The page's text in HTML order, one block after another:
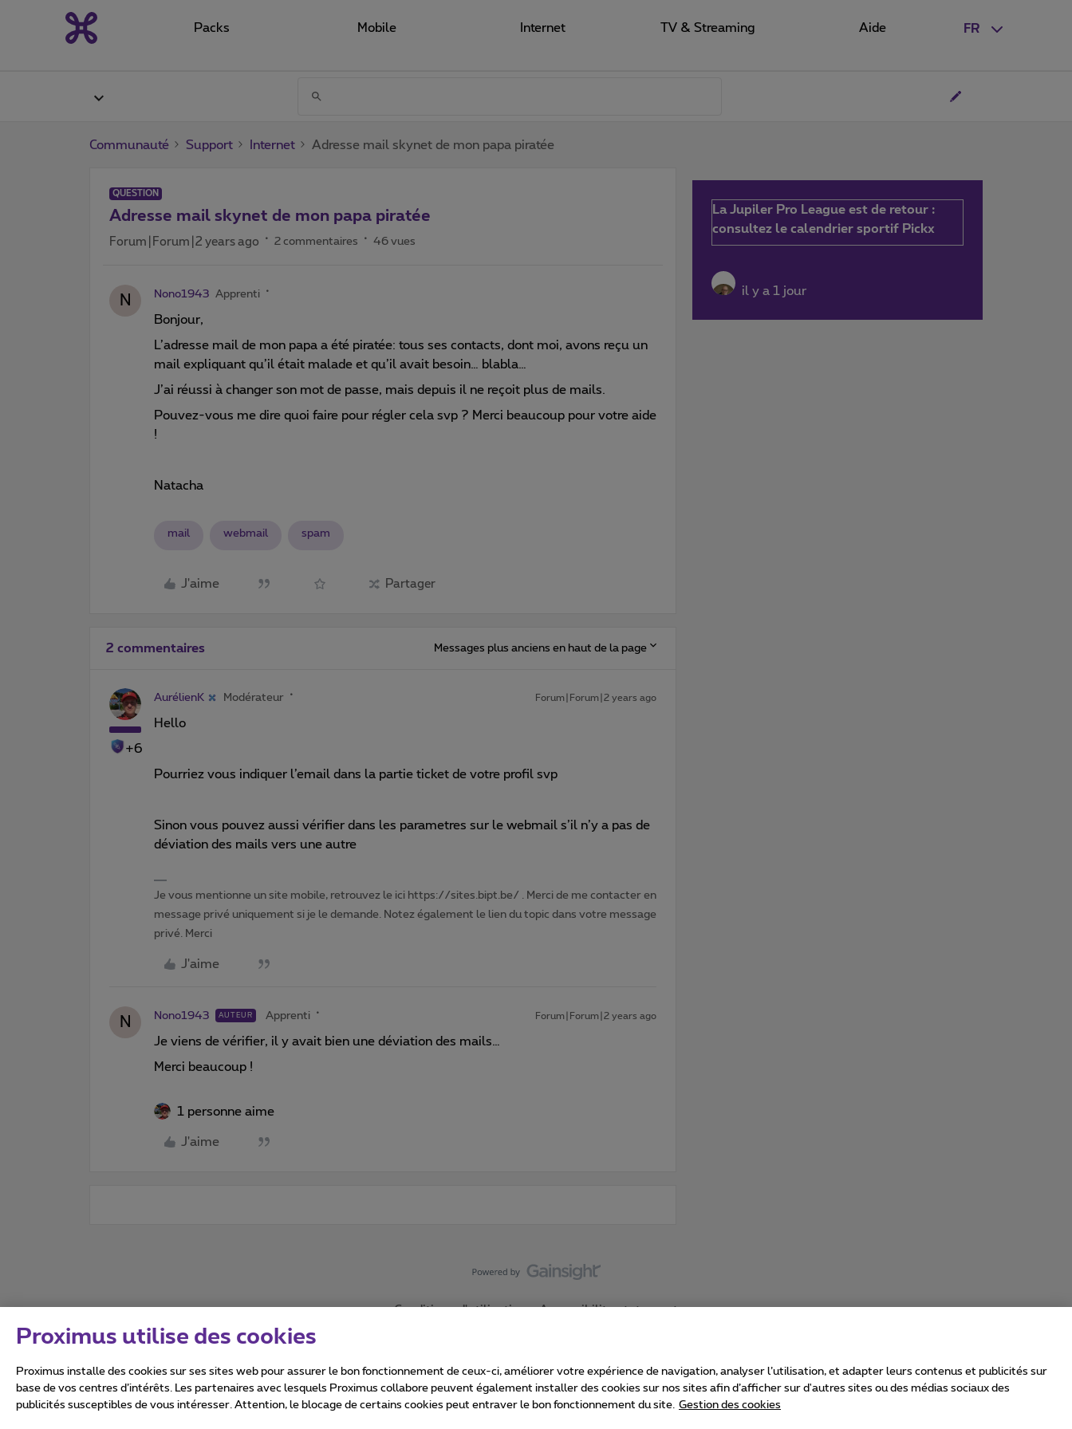
FR
Packs Mobile Internet TV & Streaming Aide
Communauté Support Internet Adresse mail skynet de mon papa piratée
QUESTION
Adresse mail skynet de mon papa piratée
Forum|Forum|2 years ago 2 commentaires 46 vues
N Nono1943 Apprenti
Bonjour,
L’adresse mail de mon papa a été piratée: tous ses contacts, dont moi, avons reçu un
mail expliquant qu’il était malade et qu’il avait besoin… blabla…
J’ai réussi à changer son mot de passe, mais depuis il ne reçoit plus de mails.
Pouvez-vous me dire quoi faire pour régler cela svp ? Merci beaucoup pour votre aide
!
Natacha
mail webmail spam
J'aime Partager
2 commentaires Messages plus anciens en haut de la page
+6
AurélienK Modérateur Forum|Forum|2 years ago
Hello
Pourriez vous indiquer l’email dans la partie ticket de votre profil svp
Sinon vous pouvez aussi vérifier dans les parametres sur le webmail s’il n’y a pas de
déviation des mails vers une autre
Je vous mentionne un site mobile, retrouvez le ici https://sites.bipt.be/ . Merci de me contacter en
message privé uniquement si je le demande. Notez également le lien du topic dans votre message
privé. Merci
J'aime
N Nono1943 AUTEUR Apprenti Forum|Forum|2 years ago
Je viens de vérifier, il y avait bien une déviation des mails…
Merci beaucoup !
1 personne aime
J'aime
La Jupiler Pro League est de retour :
consultez le calendrier sportif Pickx
il y a 1 jour
Conditions d'utilisation Accessibility statement
Tous droits réservés. ©2026Proximus
Proximus utilise des cookies
Proximus installe des cookies sur ses sites web pour assurer le bon fonctionnement de ceux-ci, améliorer votre expérience de navigation, analyser l’utilisation, et adapter leurs contenus et publicités sur
base de vos centres d’intérêts. Les partenaires avec lesquels Proximus collabore peuvent également installer des cookies sur nos sites afin d’afficher sur d'autres sites ou des médias sociaux des
publicités susceptibles de vous intéresser. Attention, le blocage de certains cookies peut entraver le bon fonctionnement du site. Gestion des cookies